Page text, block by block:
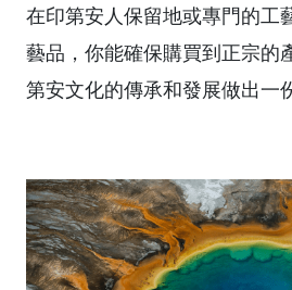
在印第安人保留地或專門的工
藝品，你能確保購買到正宗的
第安文化的傳承和發展做出一